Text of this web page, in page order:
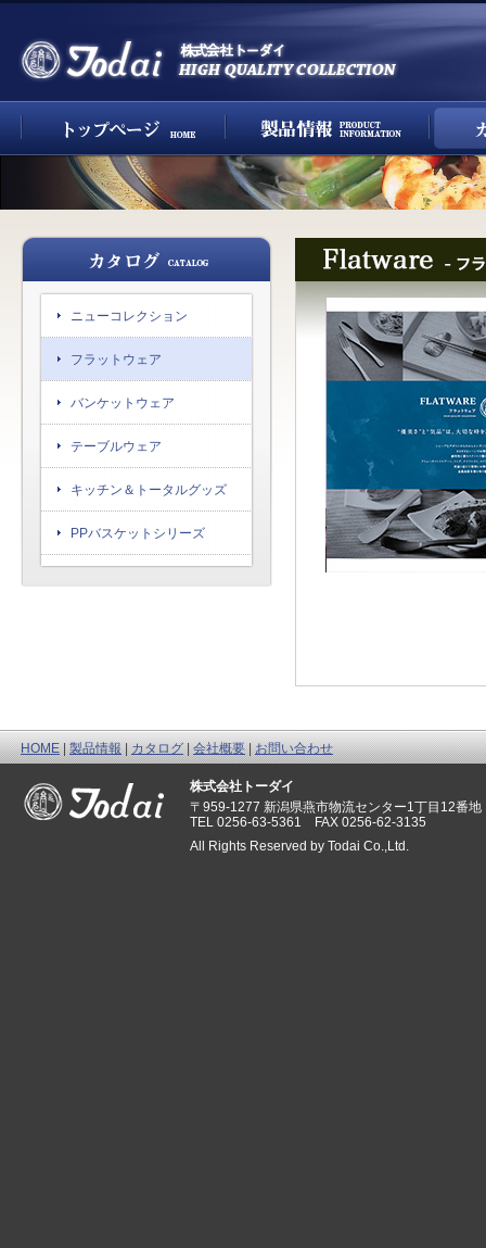
ニューコレクション
フラットウェア
バンケットウェア
テーブルウェア
キッチン＆トータルグッズ
PPバスケットシリーズ
HOME|製品情報|カタログ|会社概要|お問い合わせ
株式会社トーダイ
〒959-1277 新潟県燕市物流センター1丁目12番地
TEL 0256-63-5361 FAX 0256-62-3135
All Rights Reserved by Todai Co.,Ltd.